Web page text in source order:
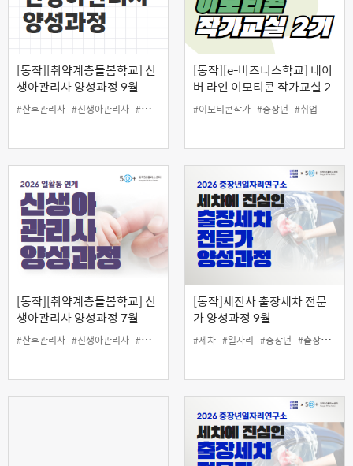
[동작][취약계층돌봄학교] 신
생아관리사 양성과정 9월
#산후관리사 #신생아관리사 #일자리 #중장년
[동작][e-비즈니스학교] 네이
버 라인 이모티콘 작가교실 2
기
#이모티콘작가 #중장년 #취업
[동작][취약계층돌봄학교] 신
생아관리사 양성과정 7월
#산후관리사 #신생아관리사 #일자리 #중장년
[동작]세진사 출장세차 전문
가 양성과정 9월
#세차 #일자리 #중장년 #출장세차